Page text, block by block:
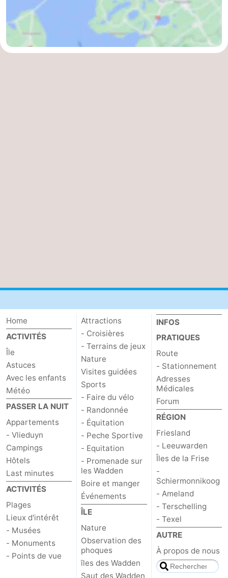
Home
ACTIVITÉS
Île
Astuces
Avec les enfants
Météo
PASSER LA NUIT
Appartements
- Vlieduyn
Campings
Hôtels
Last minutes
ACTIVITÉS
Plages
Lieux d'intérêt
- Musées
- Monuments
- Points de vue
Attractions
- Croisières
- Terrains de jeux
Nature
Visites guidées
Sports
- Faire du vélo
- Randonnée
- Équitation
- Peche Sportive
- Equitation
- Promenade sur
les Wadden
Boire et manger
Événements
ÎLE
Nature
Observation des
phoques
îles des Wadden
Saut des Wadden
INFOS
PRATIQUES
Route
- Stationnement
Adresses
Médicales
Forum
RÉGION
Friesland
- Leeuwarden
Îles de la Frise
-
Schiermonnikoog
- Ameland
- Terschelling
- Texel
AUTRE
À propos de nous